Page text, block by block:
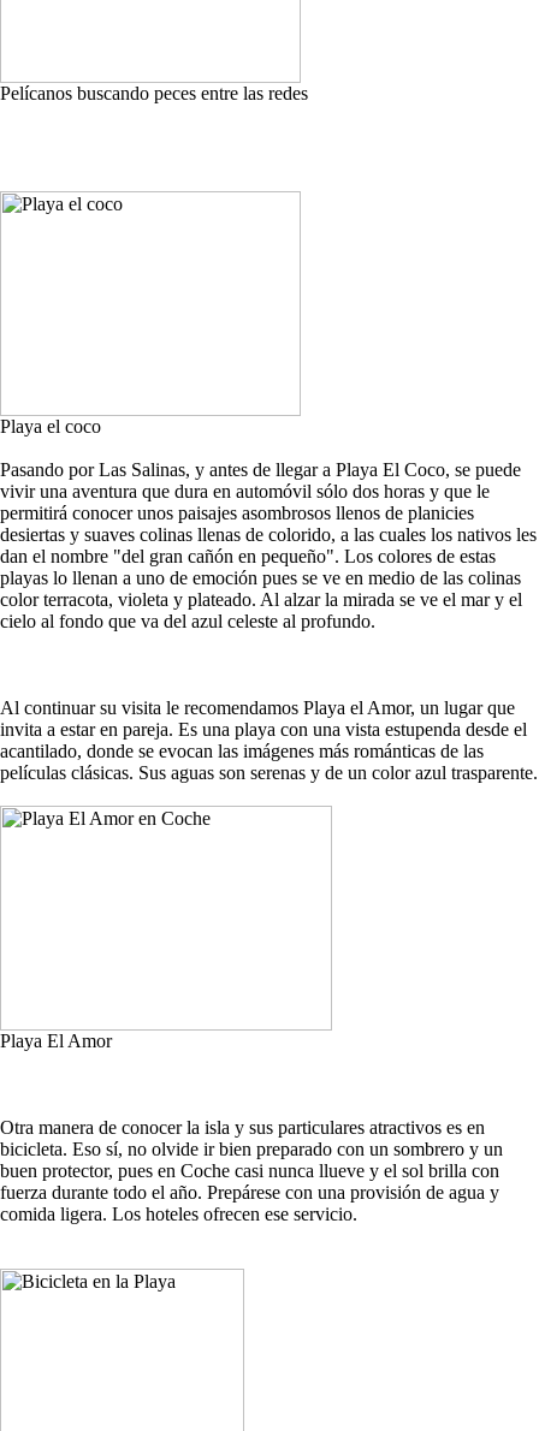
Pelícanos buscando peces entre las redes
Playa el coco
Pasando por Las Salinas, y antes de llegar a Playa El Coco, se puede
vivir una aventura que dura en automóvil sólo dos horas y que le
permitirá conocer unos paisajes asombrosos llenos de planicies
desiertas y suaves colinas llenas de colorido, a las cuales los nativos les
dan el nombre "del gran cañón en pequeño". Los colores de estas
playas lo llenan a uno de emoción pues se ve en medio de las colinas
color terracota, violeta y plateado. Al alzar la mirada se ve el mar y el
cielo al fondo que va del azul celeste al profundo.
Al continuar su visita le recomendamos Playa el Amor, un lugar que
invita a estar en pareja. Es una playa con una vista estupenda desde el
acantilado, donde se evocan las imágenes más románticas de las
películas clásicas. Sus aguas son serenas y de un color azul trasparente.
Playa El Amor
Otra manera de conocer la isla y sus particulares atractivos es en
bicicleta. Eso sí, no olvide ir bien preparado con un sombrero y un
buen protector, pues en Coche casi nunca llueve y el sol brilla con
fuerza durante todo el año. Prepárese con una provisión de agua y
comida ligera. Los hoteles ofrecen ese servicio.